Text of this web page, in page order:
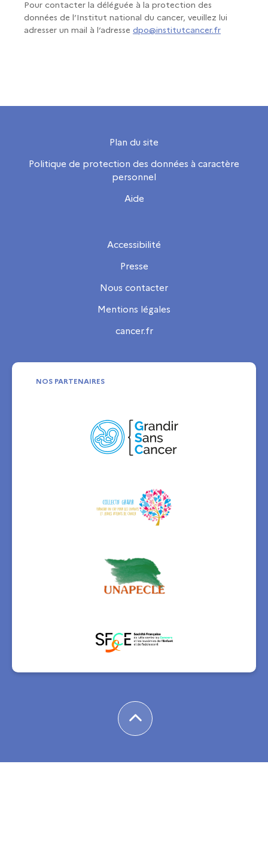
Pour contacter la déléguée à la protection des
données de l’Institut national du cancer, veuillez lui
adresser un mail à l’adresse dpo@institutcancer.fr
NOS PARTENAIRES
Plan du site
Politique de protection des données à caractère
personnel
Aide
Accessibilité
Presse
Nous contacter
Mentions légales
cancer.fr